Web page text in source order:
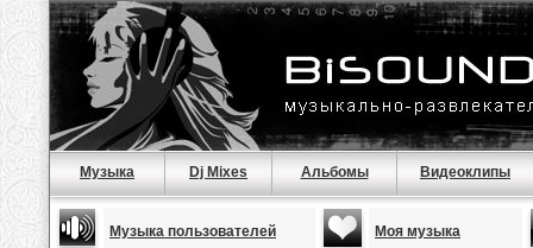
Музыка Dj Mixes Альбомы Видеоклипы
Музыка пользователей Моя музыка